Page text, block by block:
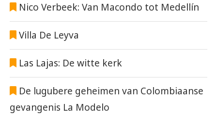
Nico Verbeek: Van Macondo tot Medellín
Villa De Leyva
Las Lajas: De witte kerk
De lugubere geheimen van Colombiaanse
gevangenis La Modelo